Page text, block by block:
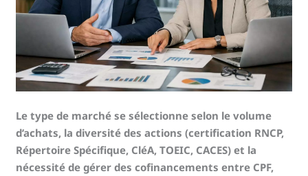
Le type de marché se sélectionne selon le volume
d’achats, la diversité des actions (certification RNCP,
Répertoire Spécifique, CléA, TOEIC, CACES) et la
nécessité de gérer des cofinancements entre CPF,